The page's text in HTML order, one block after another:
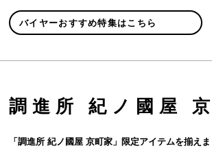
バイヤーおすすめ特集はこちら
調進所 紀ノ國屋
「調進所 紀ノ國屋 京町家」限定アイテムを揃えま